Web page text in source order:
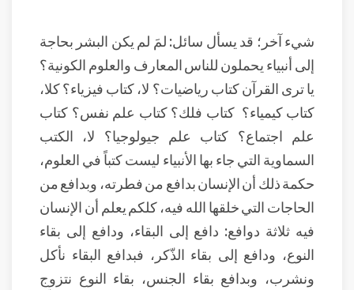
شيء آخر؛ قد يسأل سائل: لمَ لم يكن البشر بحاجة
إلى أنبياء يحملون للناس المعارف والعلوم الكونية؟
يا ترى القرآن كتاب رياضيات؟ لا، كتاب فيزياء؟ كلا،
كتاب كيمياء؟ كتاب فلك؟ كتاب علم نفس؟ كتاب
علم اجتماع؟ كتاب علم جيولوجيا؟ لا، الكتب
السماوية التي جاء بها الأنبياء ليست كتباً في العلوم،
حكمة ذلك أن الإنسان بدافع من فطرته، وبدافع من
الحاجات التي خلقها الله فيه، كلكم يعلم أن الإنسان
فيه ثلاثة دوافع: دافع إلى البقاء، ودافع إلى بقاء
النوع، ودافع إلى بقاء الذّكر، فبدافع البقاء نأكل
ونشرب، وبدافع بقاء الجنس، بقاء النوع نتزوج